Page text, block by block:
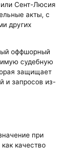
или Сент-Люсия
акты, с
других
оффшорный
судебную
защищает
и запросов из-
при
качество